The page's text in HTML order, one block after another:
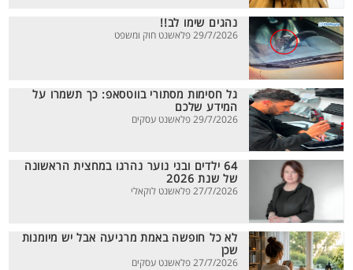
נהגים שימו לב!!
29/7/2026 פלאשנט חוק ומשפט
גל חסימות מסתורי בווטסאפ: כך תשמרו על
המידע שלכם
29/7/2026 פלאשנט עסקים
64 ילדים ובני נוער נהרגו במחצית הראשונה
של שנת 2026
27/7/2026 פלאשנט לוקאלי
לא כל חופשה באמת מרגיעה אבל יש מיומנות
שכן
27/7/2026 פלאשנט עסקים